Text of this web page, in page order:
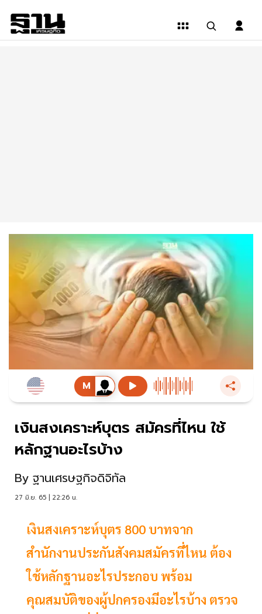
เงินสงเคราะห์บุตร สมัครที่ไหน ใช้
หลักฐานอะไรบ้าง
By ฐานเศรษฐกิจดิจิทัล
27 มิ.ย. 65 | 22:26 น.
เงินสงเคราะห์บุตร 800 บาทจาก
สำนักงานประกันสังคมสมัครที่ไหน ต้อง
ใช้หลักฐานอะไรประกอบ พร้อม
คุณสมบัติของผู้ปกครองมีอะไรบ้าง ตรวจ